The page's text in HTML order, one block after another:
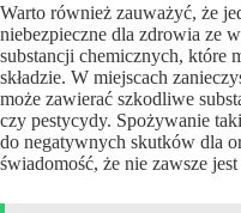
Warto również zauważyć, że
niebezpieczne dla zdrowia ze
substancji chemicznych, które
składzie. W miejscach
może zawierać szkodliwe
czy pestycydy. Spożywanie
do negatywnych skutków dla
świadomość, że nie zawsze